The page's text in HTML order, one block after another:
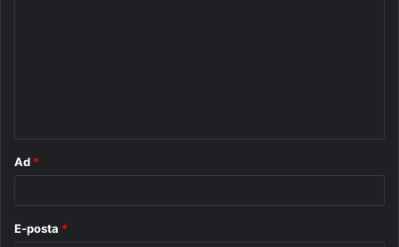
Ad *
E-posta *